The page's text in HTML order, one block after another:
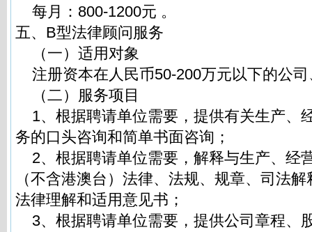
每月：800-1200元 。
五、B型法律顾问服务
（一）适用对象
注册资本在人民币50-200万元以下的公司
（二）服务项目
1、根据聘请单位需要，提供有关生产、
务的口头咨询和简单书面咨询；
2、根据聘请单位需要，解释与生产、经
（不含港澳台）法律、法规、规章、司法
法律理解和适用意见书；
3、根据聘请单位需要，提供公司章程、